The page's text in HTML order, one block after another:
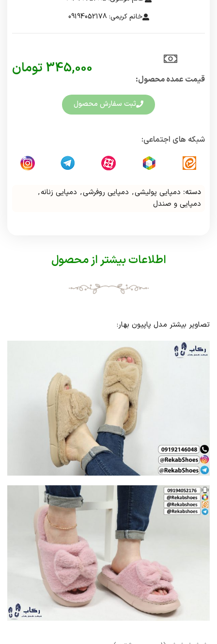
خانم کریمی: 09194052178
قیمت عمده محصول:​
345,000 تومان
ثبت سفارش محصول
شبکه های اجتماعی:
دسته: دمپایی پولیشی, دمپایی روفرشی, دمپایی زنانه,
دمپایی و صندل
اطلاعات بیشتر از محصول
تصاویر بیشتر مدل پاپیون بهار: